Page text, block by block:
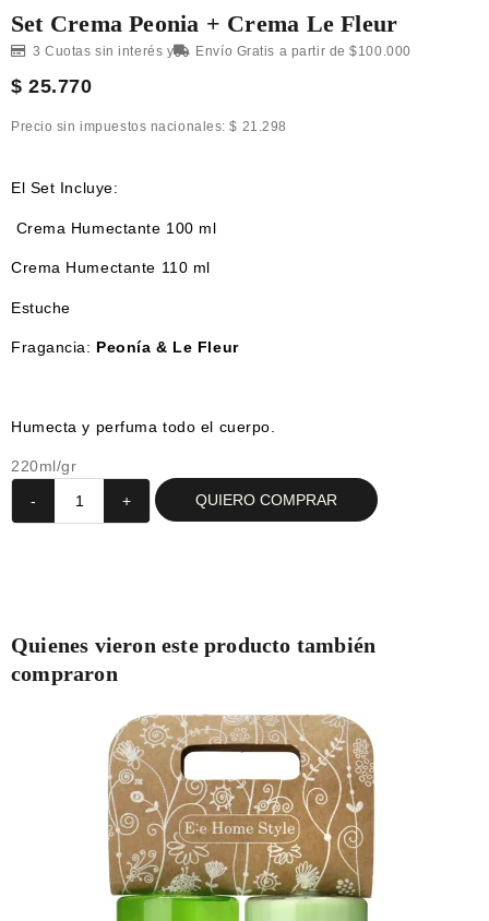
Set Crema Peonia + Crema Le Fleur
3 Cuotas sin interés y Envío Gratis a partir de $100.000
$ 25.770
Precio sin impuestos nacionales:$ 21.298
El Set Incluye:
Crema Humectante 100 ml
Crema Humectante 110 ml
Estuche
Fragancia: Peonía & Le Fleur
Humecta y perfuma todo el cuerpo.
220ml/gr
-
+ QUIERO COMPRAR
Quienes vieron este producto también
compraron